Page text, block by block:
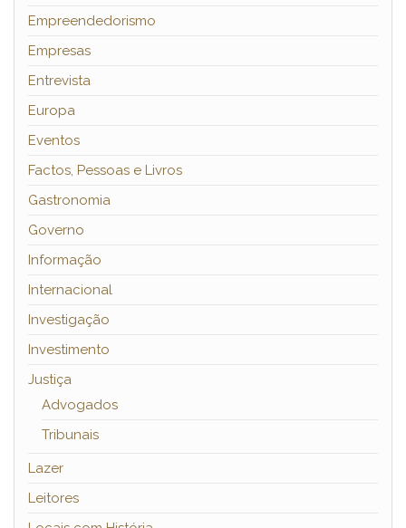
Empreendedorismo
Empresas
Entrevista
Europa
Eventos
Factos, Pessoas e Livros
Gastronomia
Governo
Informação
Internacional
Investigação
Investimento
Justiça
Advogados
Tribunais
Lazer
Leitores